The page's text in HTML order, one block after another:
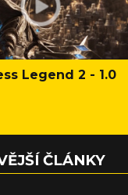
Legend 2 - 1.0
ČLÁNKY